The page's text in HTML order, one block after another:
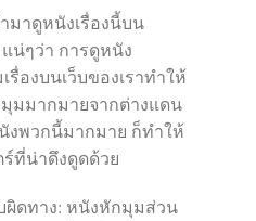
มาดูหนังเรื่องนี้บน
แน่ๆว่า การดูหนัง
องบนเว็บของเราทำให้
มมากมายจากต่างแดน
งพวกนี้มากมาย ก็ทำให้
ที่น่าดึงดูดด้วย
ผิดทาง: หนังหักมุมส่วน